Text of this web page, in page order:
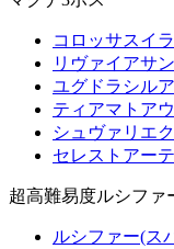
コロッサスイラ
リヴァイアサ
ユグドラシル
ティアマトア
シュヴァリエ
セレストアー
超高難易度ルシファ
ルシファー(ス